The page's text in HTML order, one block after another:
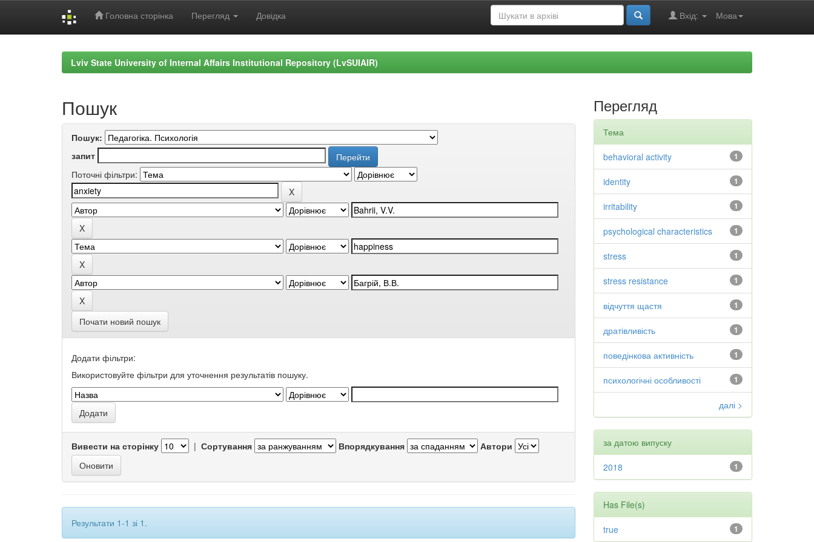
Головна сторінка Перегляд Довідка Мова
Вхід:
Lviv State University of Internal Affairs Institutional Repository (LvSUIAIR)
Пошук
Пошук:
запит
Поточні фільтри:
Почати новий пошук
Додати фільтри:
Використовуйте фільтри для уточнення результатів пошуку.
Вивести на сторінку | Сортування Впорядкування Автори
Результати 1-1 зі 1.
Перегляд
Тема
1
behavioral activity
1
identity
1
irritability
1
psychological characteristics
1
stress
1
stress resistance
1
відчуття щастя
1
дратівливість
1
поведінкова активність
1
психологічні особливості
далі >
за датою випуску
1
2018
Has File(s)
1
true